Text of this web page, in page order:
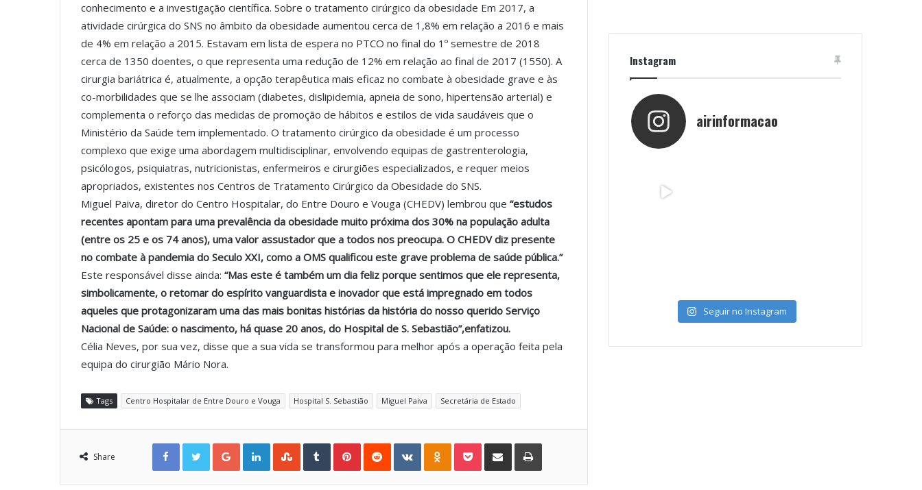
conhecimento e a investigação científica. Sobre o tratamento cirúrgico da obesidade Em 2017, a
atividade cirúrgica do SNS no âmbito da obesidade aumentou cerca de 1,8% em relação a 2016 e mais
de 4% em relação a 2015. Estavam em lista de espera no PTCO no final do 1º semestre de 2018
cerca de 1350 doentes, o que representa uma redução de 12% em relação ao final de 2017 (1550). A
cirurgia bariátrica é, atualmente, a opção terapêutica mais eficaz no combate à obesidade grave e às
co-morbilidades que se lhe associam (diabetes, dislipidemia, apneia de sono, hipertensão arterial) e
complementa o reforço das medidas de promoção de hábitos e estilos de vida saudáveis que o
Ministério da Saúde tem implementado. O tratamento cirúrgico da obesidade é um processo
complexo que exige uma abordagem multidisciplinar, envolvendo equipas de gastrenterologia,
psicólogos, psiquiatras, nutricionistas, enfermeiros e cirurgiões especializados, e requer meios
apropriados, existentes nos Centros de Tratamento Cirúrgico da Obesidade do SNS.
Miguel Paiva, diretor do Centro Hospitalar, do Entre Douro e Vouga (CHEDV) lembrou que “estudos
recentes apontam para uma prevalência da obesidade muito próxima dos 30% na população adulta
(entre os 25 e os 74 anos), uma valor assustador que a todos nos preocupa. O CHEDV diz presente
no combate à pandemia do Seculo XXI, como a OMS qualificou este grave problema de saúde pública.”
Este responsável disse ainda: “Mas este é também um dia feliz porque sentimos que ele representa,
simbolicamente, o retomar do espírito vanguardista e inovador que está impregnado em todos
aqueles que protagonizaram uma das mais bonitas histórias da história do nosso querido Serviço
Nacional de Saúde: o nascimento, há quase 20 anos, do Hospital de S. Sebastião”,enfatizou.
Célia Neves, por sua vez, disse que a sua vida se transformou para melhor após a operação feita pela
equipa do cirurgião Mário Nora.
Tags Centro Hospitalar de Entre Douro e Vouga Hospital S. Sebastião Miguel Paiva Secretária de Estado
Share
Facebook Twitter Google+ LinkedIn StumbleUpon Tumblr Pinterest Reddit VKontakte Odnoklassniki Pocket Share via Email Print
Instagram
airinformacao
Seguir no Instagram